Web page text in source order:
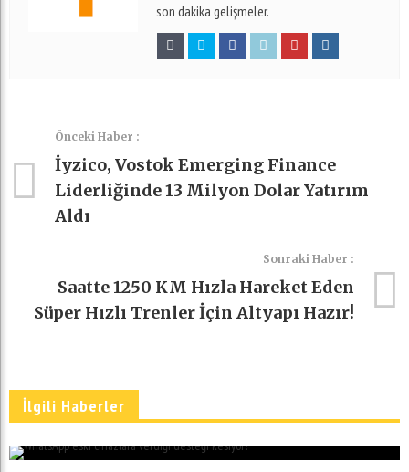
son dakika gelişmeler.
Önceki Haber :
İyzico, Vostok Emerging Finance
Liderliğinde 13 Milyon Dolar Yatırım
Aldı
Sonraki Haber :
Saatte 1250 KM Hızla Hareket Eden
Süper Hızlı Trenler İçin Altyapı Hazır!
İlgili Haberler